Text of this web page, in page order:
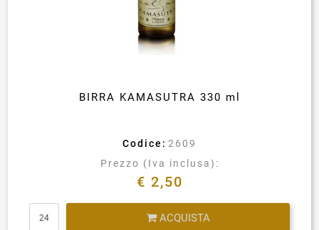
BIRRA KAMASUTRA 330 ml
Codice: 2609
Prezzo (Iva inclusa):
€ 2,50
ACQUISTA